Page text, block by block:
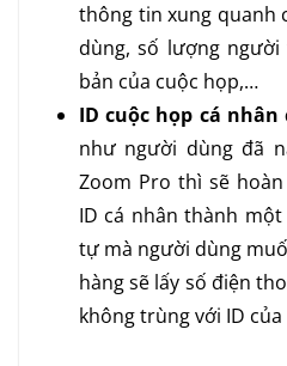
thông tin xung quanh
dùng, số lượng người
bản của cuộc họp,…
ID cuộc họp cá
như người dùng đã
Zoom Pro thì sẽ
ID cá nhân thành
tự mà người dùng
hàng sẽ lấy số điện
không trùng với ID